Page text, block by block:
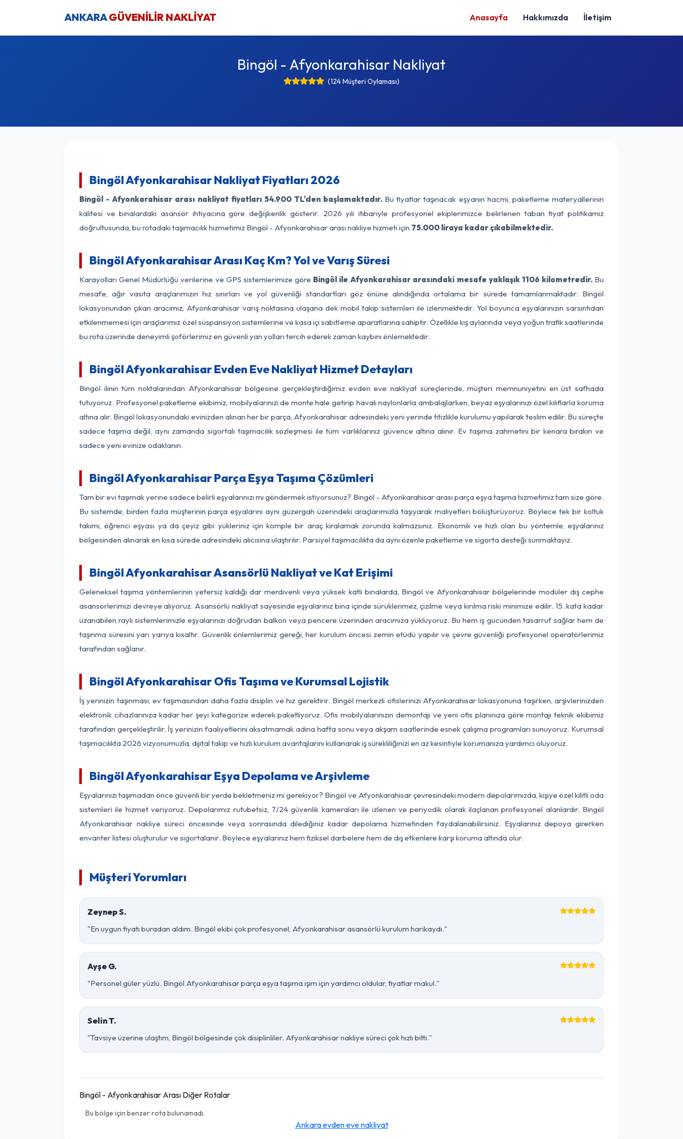
ANKARAGÜVENİLİR NAKLİYAT Anasayfa Hakkımızda İletişim
Bingöl - Afyonkarahisar Nakliyat
(124 Müşteri Oylaması)
Bingöl Afyonkarahisar Nakliyat Fiyatları 2026
Bingöl - Afyonkarahisar arası nakliyat fiyatları 54.900 TL'den başlamaktadır. Bu fiyatlar taşınacak eşyanın hacmi, paketleme materyallerinin
kalitesi ve binalardaki asansör ihtiyacına göre değişkenlik gösterir. 2026 yılı itibariyle profesyonel ekiplerimizce belirlenen taban fiyat politikamız
doğrultusunda, bu rotadaki taşımacılık hizmetimiz Bingöl - Afyonkarahisar arası nakliye hizmeti için 75.000 liraya kadar çıkabilmektedir.
Bingöl Afyonkarahisar Arası Kaç Km? Yol ve Varış Süresi
Karayolları Genel Müdürlüğü verilerine ve GPS sistemlerimize göre Bingöl ile Afyonkarahisar arasındaki mesafe yaklaşık 1106 kilometredir.Bu
mesafe, ağır vasıta araçlarımızın hız sınırları ve yol güvenliği standartları göz önüne alındığında ortalama bir sürede tamamlanmaktadır. Bingöl
lokasyonundan çıkan aracımız, Afyonkarahisar varış noktasına ulaşana dek mobil takip sistemleri ile izlenmektedir. Yol boyunca eşyalarınızın sarsıntıdan
etkilenmemesi için araçlarımız özel süspansiyon sistemlerine ve kasa içi sabitleme aparatlarına sahiptir. Özellikle kış aylarında veya yoğun trafik saatlerinde
bu rota üzerinde deneyimli şoförlerimiz en güvenli yan yolları tercih ederek zaman kaybını önlemektedir.
Bingöl Afyonkarahisar Evden Eve Nakliyat Hizmet Detayları
Bingöl ilinin tüm noktalarından Afyonkarahisar bölgesine gerçekleştirdiğimiz evden eve nakliyat süreçlerinde, müşteri memnuniyetini en üst safhada
tutuyoruz. Profesyonel paketleme ekibimiz, mobilyalarınızı de monte hale getirip havalı naylonlarla ambalajlarken, beyaz eşyalarınızı özel kılıflarla koruma
altına alır. Bingöl lokasyonundaki evinizden alınan her bir parça, Afyonkarahisar adresindeki yeni yerinde titizlikle kurulumu yapılarak teslim edilir. Bu süreçte
sadece taşıma değil, aynı zamanda sigortalı taşımacılık sözleşmesi ile tüm varlıklarınız güvence altına alınır. Ev taşıma zahmetini bir kenara bırakın ve
sadece yeni evinize odaklanın.
Bingöl Afyonkarahisar Parça Eşya Taşıma Çözümleri
Tam bir evi taşımak yerine sadece belirli eşyalarınızı mı göndermek istiyorsunuz? Bingöl - Afyonkarahisar arası parça eşya taşıma hizmetimiz tam size göre.
Bu sistemde, birden fazla müşterinin parça eşyalarını aynı güzergah üzerindeki araçlarımızla taşıyarak maliyetleri bölüştürüyoruz. Böylece tek bir koltuk
takımı, öğrenci eşyası ya da çeyiz gibi yükleriniz için komple bir araç kiralamak zorunda kalmazsınız. Ekonomik ve hızlı olan bu yöntemle, eşyalarınız
bölgesinden alınarak en kısa sürede adresindeki alıcısına ulaştırılır. Parsiyel taşımacılıkta da aynı özenle paketleme ve sigorta desteği sunmaktayız.
Bingöl Afyonkarahisar Asansörlü Nakliyat ve Kat Erişimi
Geleneksel taşıma yöntemlerinin yetersiz kaldığı dar merdivenli veya yüksek katlı binalarda, Bingöl ve Afyonkarahisar bölgelerinde modüler dış cephe
asansörlerimizi devreye alıyoruz. Asansörlü nakliyat sayesinde eşyalarınız bina içinde sürüklenmez, çizilme veya kırılma riski minimize edilir. 15. kata kadar
uzanabilen raylı sistemlerimizle eşyalarınızı doğrudan balkon veya pencere üzerinden aracımıza yüklüyoruz. Bu hem iş gücünden tasarruf sağlar hem de
taşınma süresini yarı yarıya kısaltır. Güvenlik önlemlerimiz gereği, her kurulum öncesi zemin etüdü yapılır ve çevre güvenliği profesyonel operatörlerimiz
tarafından sağlanır.
Bingöl Afyonkarahisar Ofis Taşıma ve Kurumsal Lojistik
İş yerinizin taşınması, ev taşımasından daha fazla disiplin ve hız gerektirir. Bingöl merkezli ofislerinizi Afyonkarahisar lokasyonuna taşırken, arşivlerinizden
elektronik cihazlarınıza kadar her şeyi kategorize ederek paketliyoruz. Ofis mobilyalarınızın demontajı ve yeni ofis planınıza göre montajı teknik ekibimiz
tarafından gerçekleştirilir. İş yerinizin faaliyetlerini aksatmamak adına hafta sonu veya akşam saatlerinde esnek çalışma programları sunuyoruz. Kurumsal
taşımacılıkta 2026 vizyonumuzla, dijital takip ve hızlı kurulum avantajlarını kullanarak iş sürekliliğinizi en az kesintiyle korumanıza yardımcı oluyoruz.
Bingöl Afyonkarahisar Eşya Depolama ve Arşivleme
Eşyalarınızı taşımadan önce güvenli bir yerde bekletmeniz mi gerekiyor? Bingöl ve Afyonkarahisar çevresindeki modern depolarımızda, kişiye özel kilitli oda
sistemleri ile hizmet veriyoruz. Depolarımız rutubetsiz, 7/24 güvenlik kameraları ile izlenen ve periyodik olarak ilaçlanan profesyonel alanlardır. Bingöl
Afyonkarahisar nakliye süreci öncesinde veya sonrasında dilediğiniz kadar depolama hizmetinden faydalanabilirsiniz. Eşyalarınız depoya girerken
envanter listesi oluşturulur ve sigortalanır. Böylece eşyalarınız hem fiziksel darbelere hem de dış etkenlere karşı koruma altında olur.
Müşteri Yorumları
Zeynep S.
"En uygun fiyatı buradan aldım. Bingöl ekibi çok profesyonel, Afyonkarahisar asansörlü kurulum harikaydı."
Ayşe G.
"Personel güler yüzlü. Bingöl Afyonkarahisar parça eşya taşıma işim için yardımcı oldular, fiyatlar makul."
Selin T.
"Tavsiye üzerine ulaştım, Bingöl bölgesinde çok disiplinliler. Afyonkarahisar nakliye süreci çok hızlı bitti."
Bingöl - Afyonkarahisar Arası Diğer Rotalar
Bu bölge için benzer rota bulunamadı.
Ankara evden eve nakliyat